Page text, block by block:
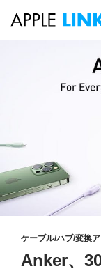
ッ
プ
索
ケーブル/ハブ/変換
Anker、